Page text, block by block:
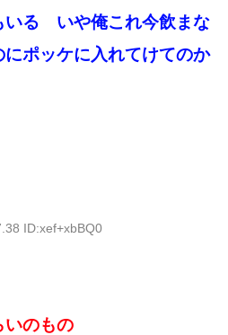
いる いや俺これ今飲まな
ポッケに入れてけてのか
ID:xef+xbBQ0
いのもの